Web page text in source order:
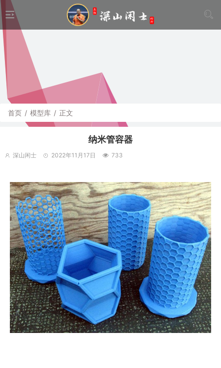
首页 / 模型库 / 正文
纳米管容器
深山闲士 2022年11月17日 733